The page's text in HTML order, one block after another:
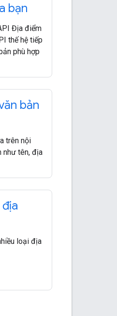
bạn
Địa điểm
thế hệ tiếp
phù hợp
bản
trên nội
như tên, địa
loại địa